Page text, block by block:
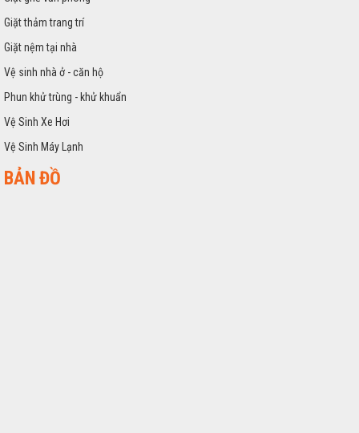
Giặt thảm trang trí
Giặt nệm tại nhà
Vệ sinh nhà ở - căn hộ
Phun khử trùng - khử khuẩn
Vệ Sinh Xe Hơi
Vệ Sinh Máy Lạnh
BẢN ĐỒ